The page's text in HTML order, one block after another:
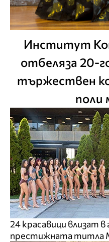
Институт
отбеляза 20-
тържествен
поли
24 красавици влизат
престижната титла